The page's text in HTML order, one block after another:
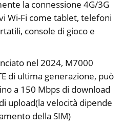
la connessione 4G/3G
Wi-Fi come tablet, telefoni
console di gioco e
nel 2024, M7000
di ultima generazione, può
a 150 Mbps di download
upload(la velocità dipende
della SIM)